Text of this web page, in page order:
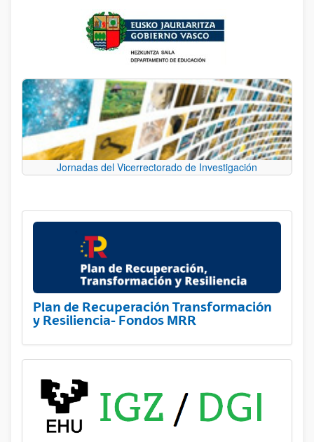
Jornadas del Vicerrectorado de Investigación
Plan de Recuperación Transformación
y Resiliencia- Fondos MRR